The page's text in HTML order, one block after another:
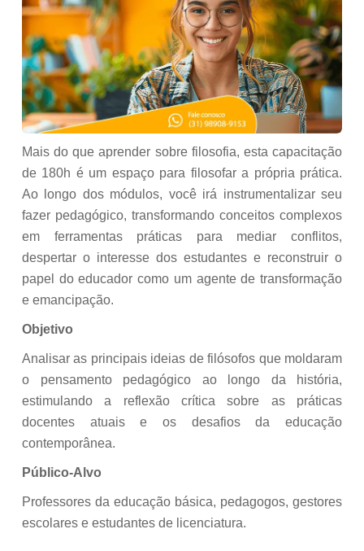
Mais do que aprender sobre filosofia, esta capacitação
de 180h é um espaço para filosofar a própria prática.
Ao longo dos módulos, você irá instrumentalizar seu
fazer pedagógico, transformando conceitos complexos
em ferramentas práticas para mediar conflitos,
despertar o interesse dos estudantes e reconstruir o
papel do educador como um agente de transformação
e emancipação.
Objetivo
Analisar as principais ideias de filósofos que moldaram
o pensamento pedagógico ao longo da história,
estimulando a reflexão crítica sobre as práticas
docentes atuais e os desafios da educação
contemporânea.
Público-Alvo
Professores da educação básica, pedagogos, gestores
escolares e estudantes de licenciatura.